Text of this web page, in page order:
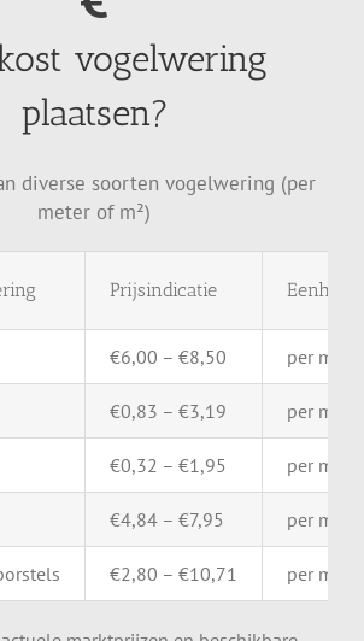
vogelwering
plaatsen?
diverse soorten vogelwering (per
meter of m²)
Prijsindicatie Eenheid
€6,00 – €8,50 per meter
€0,83 – €3,19 per meter
€0,32 – €1,95 per m²
€4,84 – €7,95 per meter
€2,80 – €10,71 per meter